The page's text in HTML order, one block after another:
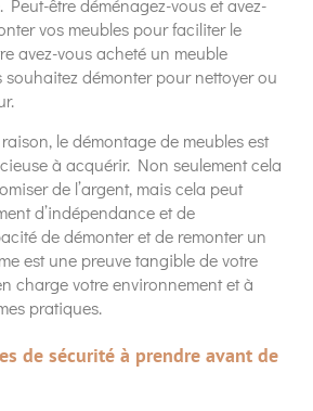
Peut-être déménagez-vous et avez-
vos meubles pour faciliter le
avez-vous acheté un meuble
souhaitez démonter pour nettoyer ou
le démontage de meubles est
à acquérir. Non seulement cela
de l’argent, mais cela peut
d’indépendance et de
de démonter et de remonter un
est une preuve tangible de votre
charge votre environnement et à
pratiques.
de sécurité à prendre avant de